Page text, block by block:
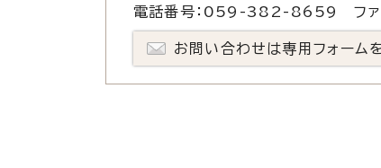
電話番号：059-382-8659 フ
お問い合わせは専用フォーム